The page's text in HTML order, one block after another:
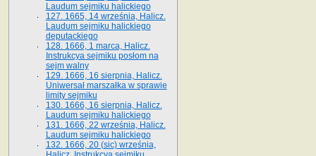
Laudum sejmiku halickiego
127. 1665, 14 września, Halicz.
Laudum sejmiku halickiego
deputackiego
128. 1666, 1 marca, Halicz.
Instrukcya sejmiku posłom na
sejm walny
129. 1666, 16 sierpnia, Halicz.
Uniwersał marszałka w sprawie
limity sejmiku
130. 1666, 16 sierpnia, Halicz.
Laudum sejmiku halickiego
131. 1666, 22 września, Halicz.
Laudum sejmiku halickiego
132. 1666, 20 (sic) września,